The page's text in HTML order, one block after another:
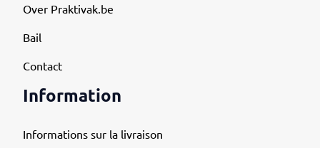
Over Praktivak.be
Bail
Contact
Information
Informations sur la livraison